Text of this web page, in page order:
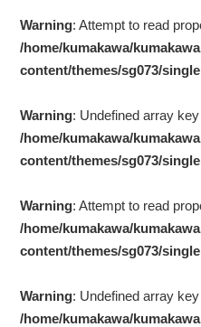
Warning: Attempt to read
/home/kumakawa/
content/themes/sg073/
Warning: Undefined array
/home/kumakawa/
content/themes/sg073/
Warning: Attempt to read
/home/kumakawa/
content/themes/sg073/
Warning: Undefined array
/home/kumakawa/